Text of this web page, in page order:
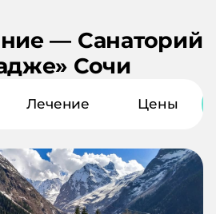
— Санаторий
Сочи
Лечение Цены